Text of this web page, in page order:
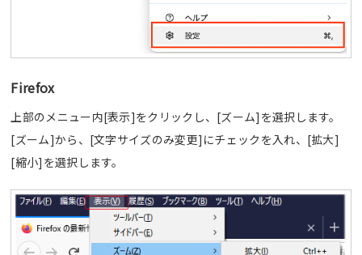
Firefox
上部のメニュー内[表示]をクリックし、[ズーム]を選択します。
[ズーム]から、[文字サイズのみ変更]にチェックを入れ、[拡大]
[縮小]を選択します。